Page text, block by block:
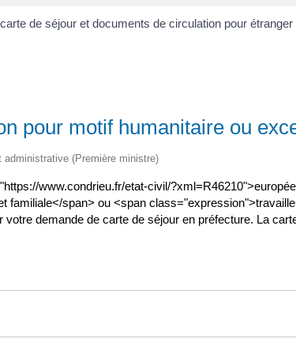
de séjour et documents de circulation pour
pour motif humanitaire ou
(Première ministre)
www.condrieu.fr/etat-civil/
familiale</span> ou <span
demande de carte de séjour en préfecture. La